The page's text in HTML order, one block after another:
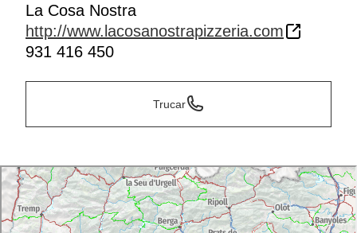
La Cosa Nostra
http://www.lacosanostrapizzeria.com
931 416 450
Trucar